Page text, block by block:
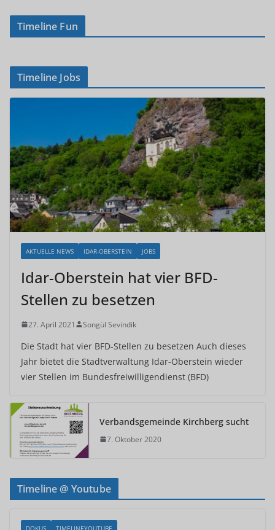
Timeline Fun
Timeline Jobs
AKTUELLE NEWS IDAR-OBERSTEIN JOBS
Idar-Oberstein hat vier BFD-
Stellen zu besetzen
27. April 2021 Songül Sevindik
Die Stadt hat vier BFD-Stellen zu besetzen Auch dieses
Jahr bietet die Stadtverwaltung Idar-Oberstein wieder
vier Stellen im Bundesfreiwilligendienst (BFD)
Verbandsgemeinde Kirchberg sucht
7. Oktober 2020
Timeline @ Youtube
DOKUS TIMELINEYOUTUBE